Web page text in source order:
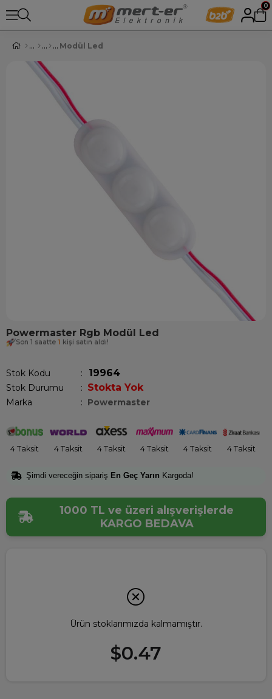
0
Modül Led
Powermaster Rgb Modül Led
Son 1 saatte 1 kişi satın aldı!
Stok Kodu 19964
Stok Durumu : Stokta Yok
Marka : Powermaster
4 Taksit 4 Taksit 4 Taksit 4 Taksit 4 Taksit 4 Taksit
Şimdi vereceğin sipariş En Geç Yarın Kargoda!
1000 TL ve üzeri alışverişlerde
KARGO BEDAVA
Ürün stoklarımızda kalmamıştır.
$0.47